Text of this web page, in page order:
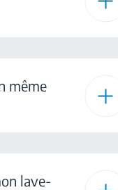
même
lave-